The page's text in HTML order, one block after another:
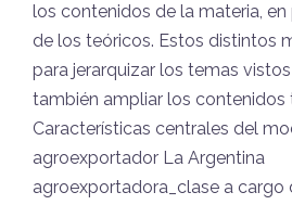
los contenidos de la materia,
de los teóricos. Estos distintos
para jerarquizar los temas
también ampliar los contenidos
Características centrales del
agroexportador La Argentina
agroexportadora_clase a cargo